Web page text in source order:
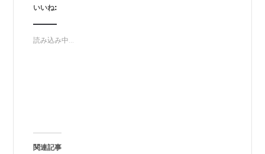
いいね:
読み込み中...
関連記事